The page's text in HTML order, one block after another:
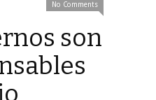
No Comments
son